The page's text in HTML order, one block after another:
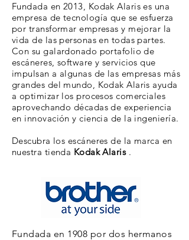
Fundada en 2013, Kodak Alaris es una
empresa de tecnología que se esfuerza
por transformar empresas y mejorar la
vida de las personas en todas partes.
Con su galardonado portafolio de
escáneres, software y servicios que
impulsan a algunas de las empresas más
grandes del mundo, Kodak Alaris ayuda
a optimizar los procesos comerciales
aprovechando décadas de experiencia
en innovación y ciencia de la ingeniería.
Descubra los escáneres de la marca en
nuestra tienda Kodak Alaris.
Fundada en 1908 por dos hermanos